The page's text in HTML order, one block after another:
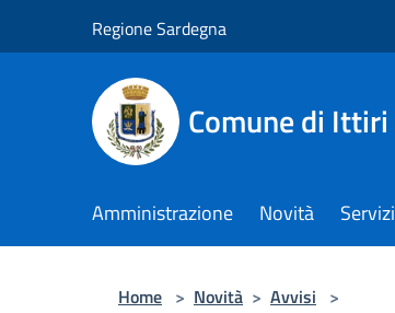
Regione Sardegna
Comune di Ittiri
Amministrazione Novità Servizi
Home > Novità > Avvisi >